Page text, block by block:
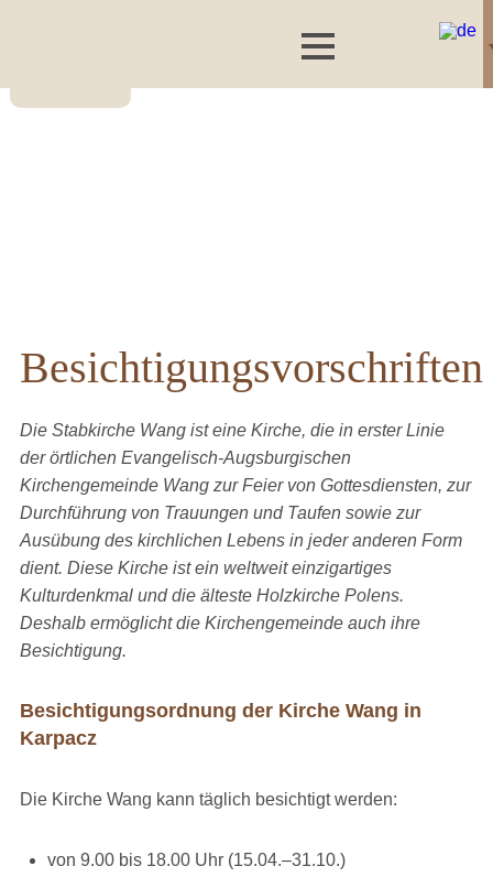
Besichtigungsvorschriften
Die Stabkirche Wang ist eine Kirche, die in erster Linie
der örtlichen Evangelisch-Augsburgischen
Kirchengemeinde Wang zur Feier von Gottesdiensten, zur
Durchführung von Trauungen und Taufen sowie zur
Ausübung des kirchlichen Lebens in jeder anderen Form
dient. Diese Kirche ist ein weltweit einzigartiges
Kulturdenkmal und die älteste Holzkirche Polens.
Deshalb ermöglicht die Kirchengemeinde auch ihre
Besichtigung.
Besichtigungsordnung der Kirche Wang in
Karpacz
Die Kirche Wang kann täglich besichtigt werden:
von 9.00 bis 18.00 Uhr (15.04.–31.10.)